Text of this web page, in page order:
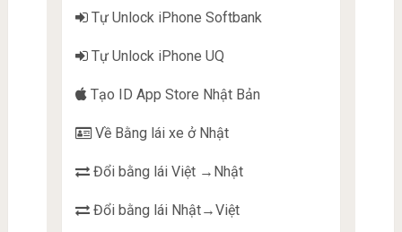
Tự Unlock iPhone Softbank
Tự Unlock iPhone UQ
Tạo ID App Store Nhật Bản
Về Bằng lái xe ở Nhật
Đổi bằng lái Việt →Nhật
Đổi bằng lái Nhật→Việt